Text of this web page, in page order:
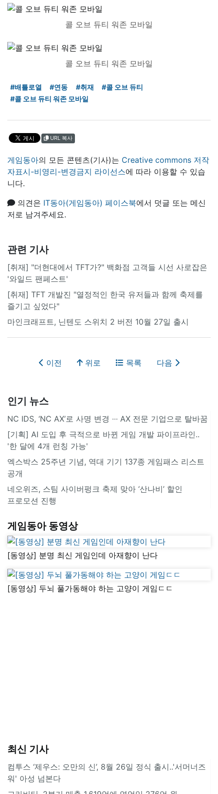
콜 오브 듀티 워존 모바일
콜 오브 듀티 워존 모바일
#배틀로열 #연동 #취재
#콜 오브 듀티
#콜 오브 듀티 워존 모바일
URL 복사
게임동아의 모든 콘텐츠(기사)는 Creative commons 저작
자표시-비영리-변경금지 라이선스에 따라 이용할 수 있습
니다.
의견은 IT동아(게임동아) 페이스북에서 덧글 또는 메신
저로 남겨주세요.
관련 기사
[취재] "더현대에서 TFT가?" 백화점 고객들 시선 사로잡은
'와일드 팬페스트'
[취재] TFT 개발진 "열정적인 한국 유저들과 함께 축제를
즐기고 싶었다"
마인크래프트, 닌텐도 스위치 2 버전 10월 27일 출시
이전 위로 목록 다음
인기 뉴스
NC IDS, ‘NC AX’로 사명 변경 ∙∙∙ AX 전문 기업으로 탈바꿈
[기획] AI 도입 후 극적으로 바뀐 게임 개발 파이프라인..
'한 달에 4개 런칭 가능'
엑스박스 25주년 기념, 역대 기기 137종 게임패스 리스트
공개
네오위즈, 스팀 사이버펑크 축제 맞아 ‘산나비’ 할인
프로모션 진행
게임동아 동영상
[동영상] 분명 최신 게임인데 아재향이 난다
[동영상] 두뇌 풀가동해야 하는 고양이 게임ㄷㄷ
최신 기사
컴투스 ‘제우스: 오만의 신’, 8월 26일 정식 출시..'서머너즈
워' 아성 넘본다